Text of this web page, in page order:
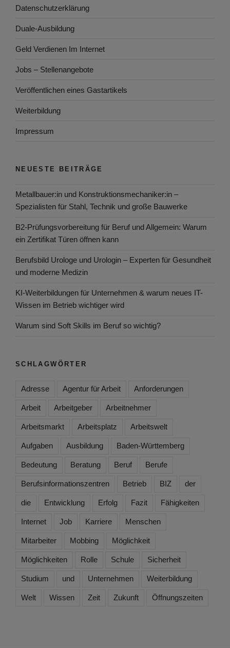
Datenschutzerklärung
Duale-Ausbildung
Geld Verdienen Im Internet
Jobs – Stellenangebote
Veröffentlichen eines Gastartikels
Weiterbildung
Impressum
NEUESTE BEITRÄGE
Metallbauer:in und Konstruktionsmechaniker:in –
Spezialisten für Stahl, Technik und große Bauwerke
B2-Prüfungsvorbereitung für Beruf und Allgemein: Warum
ein Zertifikat Türen öffnen kann
Berufsbild Urologe und Urologin – Experten für Gesundheit
und moderne Medizin
KI-Weiterbildungen für Unternehmen & warum neues IT-
Wissen im Betrieb wichtiger wird
Warum sind Soft Skills im Beruf so wichtig?
SCHLAGWÖRTER
Adresse Agentur für Arbeit Anforderungen
Arbeit Arbeitgeber Arbeitnehmer
Arbeitsmarkt Arbeitsplatz Arbeitswelt
Aufgaben Ausbildung Baden-Württemberg
Bedeutung Beratung Beruf Berufe
Berufsinformationszentren Betrieb BIZ der
die Entwicklung Erfolg Fazit Fähigkeiten
Internet Job Karriere Menschen
Mitarbeiter Mobbing Möglichkeit
Möglichkeiten Rolle Schule Sicherheit
Studium und Unternehmen Weiterbildung
Welt Wissen Zeit Zukunft Öffnungszeiten